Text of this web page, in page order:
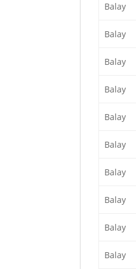
Balay
Balay
Balay
Balay
Balay
Balay
Balay
Balay
Balay
Balay